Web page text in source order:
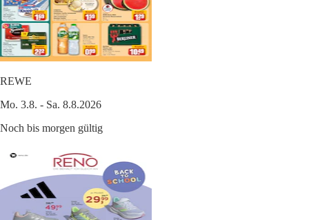
REWE
Mo. 3.8. - Sa. 8.8.2026
Noch bis morgen gültig